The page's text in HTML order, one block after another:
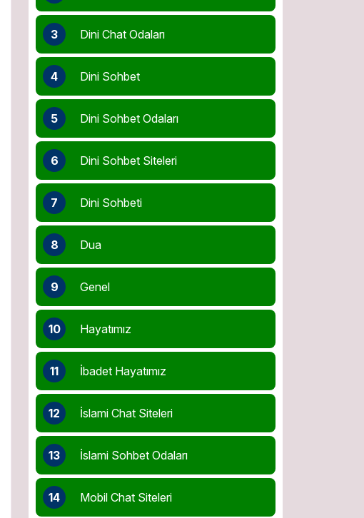
3 Dini Chat Odaları
4 Dini Sohbet
5 Dini Sohbet Odaları
6 Dini Sohbet Siteleri
7 Dini Sohbeti
8 Dua
9 Genel
10 Hayatımız
11 İbadet Hayatımız
12 İslami Chat Siteleri
13 İslami Sohbet Odaları
14 Mobil Chat Siteleri